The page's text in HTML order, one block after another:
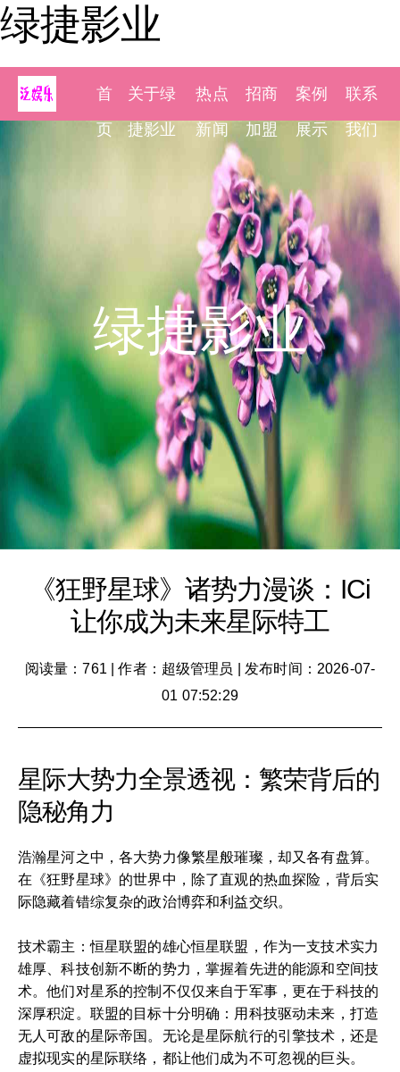
绿捷影业
首
页
关于绿
捷影业
热点
新闻
招商
加盟
案例
展示
联系
我们
绿捷影业
《狂野星球》诸势力漫谈：ICi
让你成为未来星际特工
阅读量：761 |作者：超级管理员
发布时间：2026-07-
01 07:52:29
星际大势力全景透视：繁荣背后的
隐秘角力
浩瀚星河之中，各大势力像繁星般璀璨，却又各有盘算。
在《狂野星球》的世界中，除了直观的热血探险，背后实
际隐藏着错综复杂的政治博弈和利益交织。
技术霸主：恒星联盟的雄心恒星联盟，作为一支技术实力
雄厚、科技创新不断的势力，掌握着先进的能源和空间技
术。他们对星系的控制不仅仅来自于军事，更在于科技的
深厚积淀。联盟的目标十分明确：用科技驱动未来，打造
无人可敌的星际帝国。无论是星际航行的引擎技术，还是
虚拟现实的星际联络，都让他们成为不可忽视的巨头。